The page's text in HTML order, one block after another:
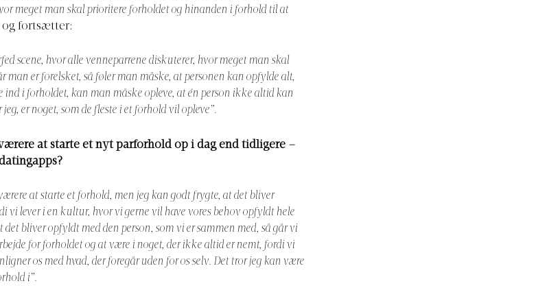
meget man skal prioritere forholdet og hinanden i forhold til at
og fortsætter:
scene, hvor alle venneparrene diskuterer, hvor meget man skal
man er forelsket, så føler man måske, at personen kan opfylde alt,
i forholdet, kan man måske opleve, at én person ikke altid kan
er noget, som de fleste i et forhold vil opleve”.
at starte et nyt parforhold op i dag end tidligere –
at starte et forhold, men jeg kan godt frygte, at det bliver
vi lever i en kultur, hvor vi gerne vil have vores behov opfyldt hele
bliver opfyldt med den person, som vi er sammen med, så går vi
for forholdet og at være i noget, der ikke altid er nemt, fordi vi
os med hvad, der foregår uden for os selv. Det tror jeg kan være
i”.